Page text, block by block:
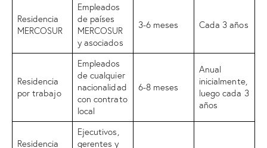
Residencia
MERCOSUR
Empleados
de países
MERCOSUR
y asociados
3-6 meses Cada 3 años
Residencia
por trabajo
Empleados
de cualquier
nacionalidad
con contrato
local
6-8 meses
Anual
inicialmente,
luego cada 3
años
Residencia
Ejecutivos,
gerentes y